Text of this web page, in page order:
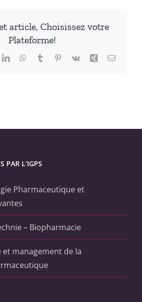
article, Choisissez votre
Plateforme!
LinkedInWhatsApp
TumblrPinterest
Vk Xing Email
PAR L’IGPS
Pharmaceutique et
– Biopharmacie
et management de la